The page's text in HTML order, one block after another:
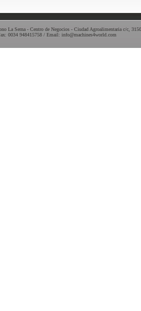
La Serna - Centro de Negocios - Ciudad Agroalimentaria c/c
0034 948415758 / Email: info@machines4world.com